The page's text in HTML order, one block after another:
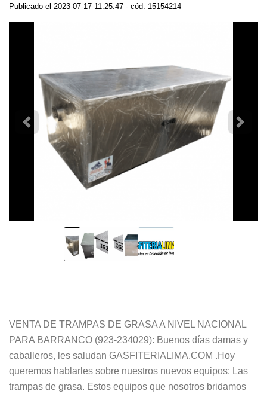
Publicado el 2023-07-17 11:25:47 - cód. 15154214
VENTA DE TRAMPAS DE GRASA A NIVEL NACIONAL
PARA BARRANCO (923-234029): Buenos días damas y
caballeros, les saludan GASFITERIALIMA.COM .Hoy
queremos hablarles sobre nuestros nuevos equipos: Las
trampas de grasa. Estos equipos que nosotros bridamos